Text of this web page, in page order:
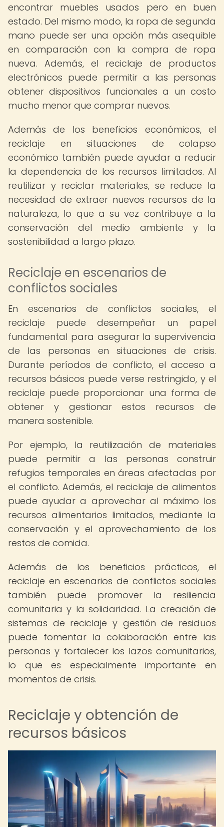
encontrar muebles usados pero en buen
estado. Del mismo modo, la ropa de segunda
mano puede ser una opción más asequible
en comparación con la compra de ropa
nueva. Además, el reciclaje de productos
electrónicos puede permitir a las personas
obtener dispositivos funcionales a un costo
mucho menor que comprar nuevos.
Además de los beneficios económicos, el
reciclaje en situaciones de colapso
económico también puede ayudar a reducir
la dependencia de los recursos limitados. Al
reutilizar y reciclar materiales, se reduce la
necesidad de extraer nuevos recursos de la
naturaleza, lo que a su vez contribuye a la
conservación del medio ambiente y la
sostenibilidad a largo plazo.
Reciclaje en escenarios de
conflictos sociales
En escenarios de conflictos sociales, el
reciclaje puede desempeñar un papel
fundamental para asegurar la supervivencia
de las personas en situaciones de crisis.
Durante períodos de conflicto, el acceso a
recursos básicos puede verse restringido, y el
reciclaje puede proporcionar una forma de
obtener y gestionar estos recursos de
manera sostenible.
Por ejemplo, la reutilización de materiales
puede permitir a las personas construir
refugios temporales en áreas afectadas por
el conflicto. Además, el reciclaje de alimentos
puede ayudar a aprovechar al máximo los
recursos alimentarios limitados, mediante la
conservación y el aprovechamiento de los
restos de comida.
Además de los beneficios prácticos, el
reciclaje en escenarios de conflictos sociales
también puede promover la resiliencia
comunitaria y la solidaridad. La creación de
sistemas de reciclaje y gestión de residuos
puede fomentar la colaboración entre las
personas y fortalecer los lazos comunitarios,
lo que es especialmente importante en
momentos de crisis.
Reciclaje y obtención de
recursos básicos